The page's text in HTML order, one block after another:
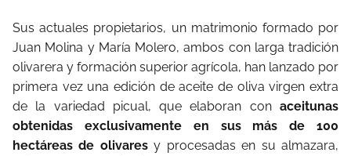
Sus actuales propietarios, un matrimonio formado por
Juan Molina y María Molero, ambos con larga tradición
olivarera y formación superior agrícola, han lanzado por
primera vez una edición de aceite de oliva virgen extra
de la variedad picual, que elaboran con aceitunas
obtenidas exclusivamente en sus más de 100
hectáreas de olivaresy procesadas en su almazara,